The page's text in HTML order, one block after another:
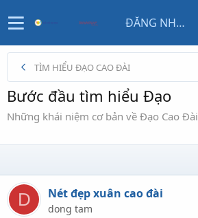
ĐĂNG NHẬP
TÌM HIỂU ĐẠO CAO ĐÀI
Bước đầu tìm hiểu Đạo
Những khái niệm cơ bản về Đạo Cao Đài
D Nét đẹp xuân cao đài
dong tam